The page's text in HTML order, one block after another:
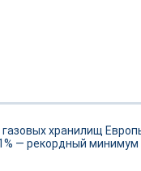
хранилищ
— рекордный минимум